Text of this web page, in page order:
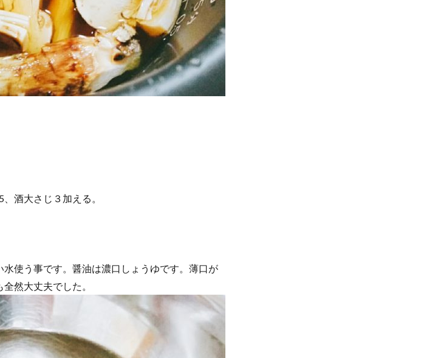
酒大さじ３加える。
使う事です。醤油は濃口しょうゆです。薄口が
然大丈夫でした。